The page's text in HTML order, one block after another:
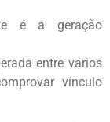
é a geração
entre vários
vínculo